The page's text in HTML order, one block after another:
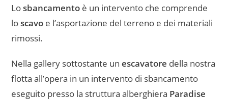
Losbancamento è un intervento che comprende
loscavo e l’asportazione del terreno e dei materiali
rimossi.
Nella gallery sottostante unescavatore della nostra
flotta all’opera in un intervento di sbancamento
eseguito presso la struttura alberghiera Paradise